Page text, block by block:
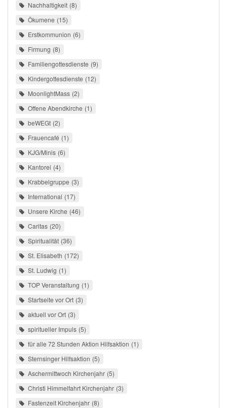
Nachhaltigkeit 8
Ökumene 15
Erstkommunion 6
Firmung 8
Familiengottesdienste 9
Kindergottesdienste 12
MoonlightMass 2
Offene Abendkirche 1
beWEGt 2
Frauencafé 1
KJG/Minis 6
Kantorei 4
Krabbelgruppe 3
International 17
Unsere Kirche 46
Caritas 20
Spiritualität 36
St. Elisabeth 172
St. Ludwig 1
TOP Veranstaltung 1
Startseite vor Ort 3
aktuell vor Ort 3
spiritueller Impuls 5
für alle 72 Stunden Aktion Hilfsaktion 1
Sternsinger Hilfsaktion 5
Aschermittwoch Kirchenjahr 5
Christi Himmelfahrt Kirchenjahr 3
Fastenzeit Kirchenjahr 8